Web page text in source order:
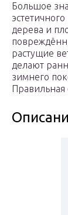
Большое
дерева и
растущие
делают
зимнего
Правильная